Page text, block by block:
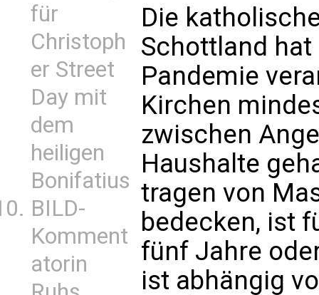
für
Christoph
er Street
Day mit
dem
heiligen
Bonifatius
BILD-
Komment
atorin
Die
Schottland
Pandemie
Kirchen
zwischen
Haushalte
tragen von
bedecken, ist
fünf Jahre
ist abhängig